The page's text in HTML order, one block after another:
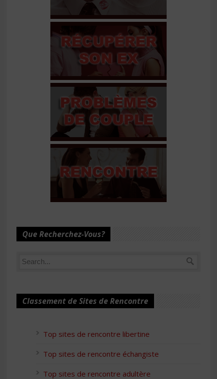
Que Recherchez-Vous?
Classement de Sites de Rencontre
Top sites de rencontre libertine
Top sites de rencontre échangiste
Top sites de rencontre adultère